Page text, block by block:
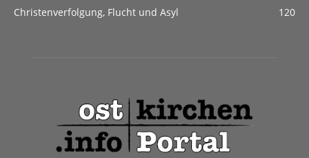
Christenverfolgung, Flucht und Asyl
120